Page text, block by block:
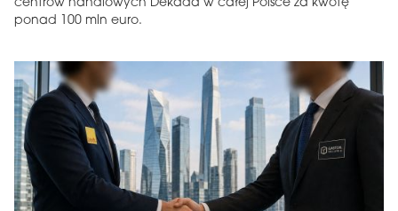
centrów handlowych Dekada w całej Polsce za kwotę
ponad 100 mln euro.